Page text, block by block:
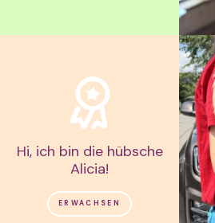
Hi, ich bin die hübsche
Alicia!
ERWACHSEN